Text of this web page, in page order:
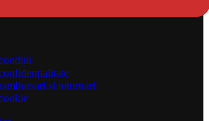
si returnari